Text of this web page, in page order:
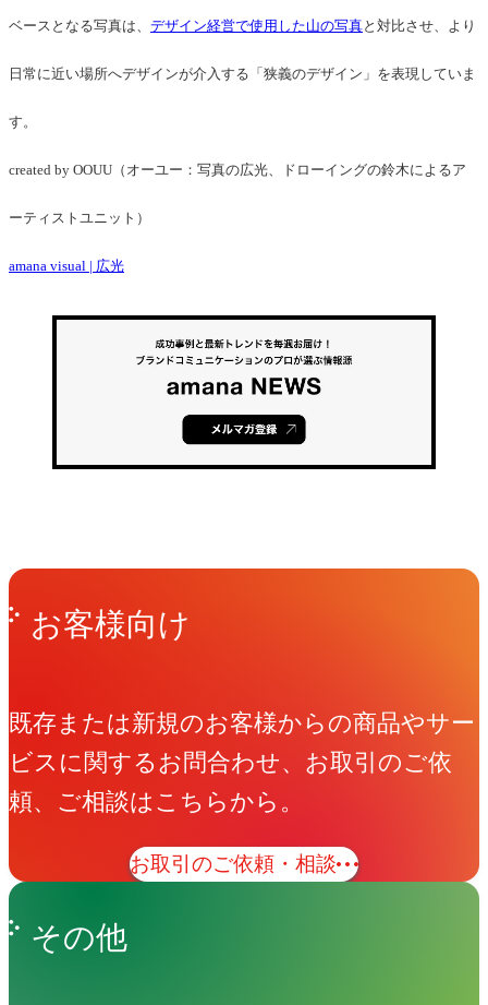
ベースとなる写真は、 デザイン経営で使用した山の写真と対比させ、より
日常に近い場所へデザインが介入する「狭義のデザイン」を表現していま
す。
created by OOUU（オーユー：写真の広光、ドローイングの鈴木によるア
ーティストユニット）
amana visual | 広光
Get in Touchお問い合わせ
お客様向け
既存または新規のお客様からの商品やサー
ビスに関するお問合わせ、お取引のご依
頼、ご相談はこちらから。
お取引のご依頼・相談
その他